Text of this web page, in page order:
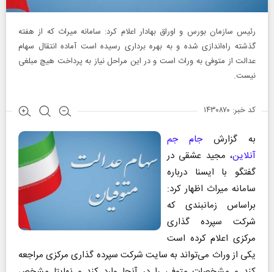
رئیس سازمان بورس و اوراق بهادار اعلام کرد: سامانه میراث که از هفته
گذشته راه‌اندازی شده و به بهره برداری رسیده است آماده انتقال سهام
عدالت از متوفی به وراث است و در این مراحل نیاز به پرداخت هیچ مبلغی
نیست.
کد خبر: ۱۴۳۰۸۷۰
به گزارشجام جم
آنلاین، مجید عشقی در
گفتگو با ایسنا درباره
سامانه میراث اظهار کرد:
براساس زمانبندی که
شرکت سپرده گذاری
مرکزی اعلام کرده است
یکی از وراث می‌تواند به سایت شرکت سپرده گذاری مرکزی مراجعه